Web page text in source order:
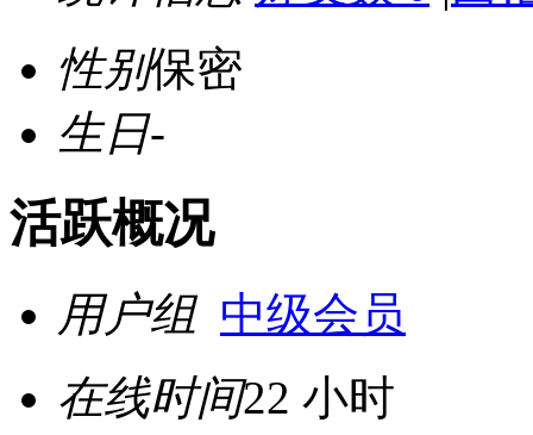
性别保密
生日-
活跃概况
用户组 中级会员
在线时间22 小时